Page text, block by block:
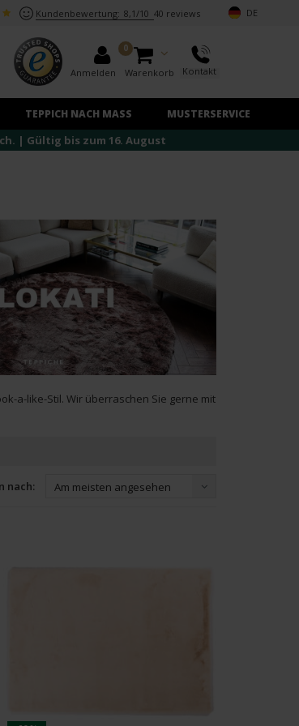
Kundenbewertung: 8,1/10 40 reviews DE
Anmelden
0
Warenkorb Kontakt
TEPPICH NACH MASS MUSTERSERVICE
| Gültig bis zum 16. August
a-like-Stil. Wir überraschen Sie gerne mit
nach: Am meisten angesehen